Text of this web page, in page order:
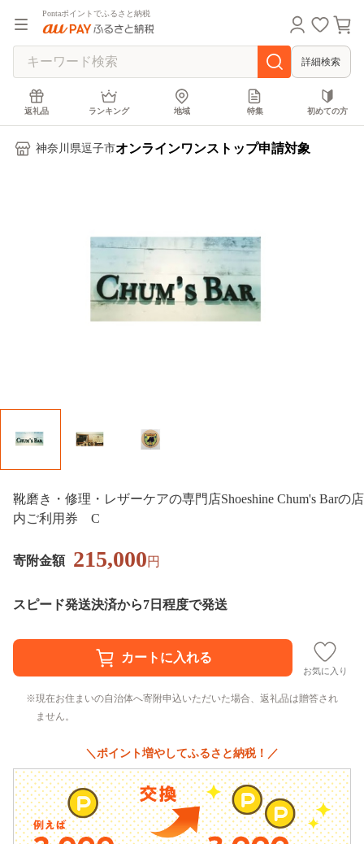
Pontaポイントでふるさと納税
詳細検索
返礼品 ランキング 地域 特集 初めての方
神奈川県逗子市オンラインワンストップ申請対象
靴磨き・修理・レザーケアの専門店Shoeshine Chum's Barの店
内ご利用券 C
寄附金額 215,000円
スピード発送決済から7日程度で発送
お気に入り
現在お住まいの自治体へ寄附申込いただいた場合、返礼品は贈答され
ません。
＼ポイント増やしてふるさと納税！／